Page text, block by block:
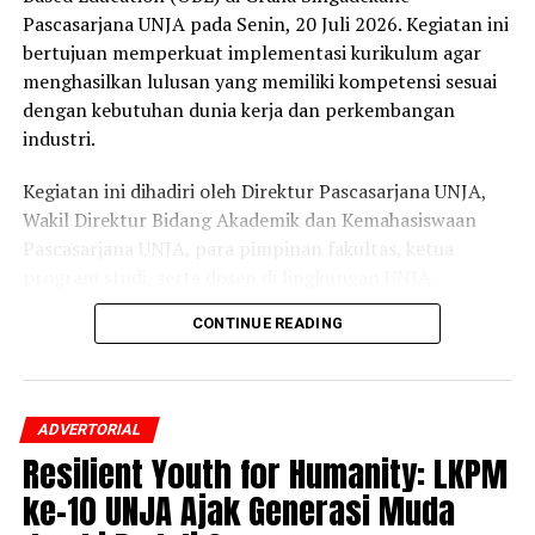
Tahun 2026 dapat diakses melalui laman resmi PMB
Universitas Jambi dihttps://pmb.unja.ac.idserta kanal
media sosial resmi UNJA. (www.unja.ac.id)
Pascasarjana UNJA pada Senin, 20 Juli 2026. Kegiatan ini
bertujuan memperkuat implementasi kurikulum agar
menghasilkan lulusan yang memiliki kompetensi sesuai
dengan kebutuhan dunia kerja dan perkembangan
industri.
Kegiatan ini dihadiri oleh Direktur Pascasarjana UNJA,
Wakil Direktur Bidang Akademik dan Kemahasiswaan
Pascasarjana UNJA, para pimpinan fakultas, ketua
Workshop ini juga menghadirkan Guru Besar
Departemen Teknik Sistem dan Industri ITS sekaligus
Direktur Pascasarjana UNJA, Prof. Dr. Dra. Muazza, M.Si.,
mengatakan bahwa transformasi kurikulum menjadi
langkah penting dalam meningkatkan kualitas
pendidikan tinggi. Menurutnya, dosen saat ini tidak
CONTINUE READING
ADVERTORIAL
Resilient Youth for Humanity: LKPM
ke-10 UNJA Ajak Generasi Muda